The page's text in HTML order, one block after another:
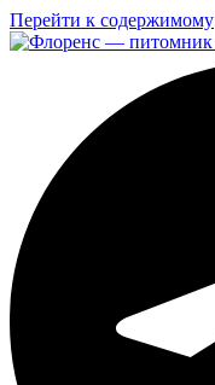
Перейти к содержимому